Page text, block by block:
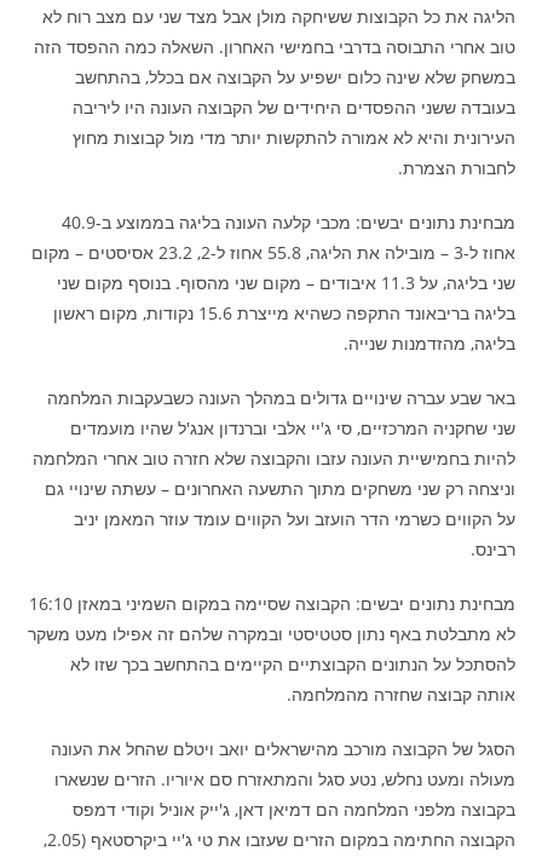
הליגה את כל הקבוצות ששיחקה מולן אבל מצד שני עם מצב רוח לא
טוב אחרי התבוסה בדרבי בחמישי האחרון. השאלה כמה ההפסד הזה
במשחק שלא שינה כלום ישפיע על הקבוצה אם בכלל, בהתחשב
בעובדה ששני ההפסדים היחידים של הקבוצה העונה היו ליריבה
העירונית והיא לא אמורה להתקשות יותר מדי מול קבוצות מחוץ
לחבורת הצמרת.
מבחינת נתונים יבשים: מכבי קלעה העונה בליגה בממוצע ב-40.9
אחוז ל-3 – מובילה את הליגה, 55.8 אחוז ל-2, 23.2 אסיסטים – מקום
שני בליגה, על 11.3 איבודים – מקום שני מהסוף. בנוסף מקום שני
בליגה בריבאונד התקפה כשהיא מייצרת 15.6 נקודות, מקום ראשון
בליגה, מהזדמנות שנייה.
באר שבע עברה שינויים גדולים במהלך העונה כשבעקבות המלחמה
שני שחקניה המרכזיים, סי ג'יי אלבי וברנדון אנג'ל שהיו מועמדים
להיות בחמישיית העונה עזבו והקבוצה שלא חזרה טוב אחרי המלחמה
וניצחה רק שני משחקים מתוך התשעה האחרונים – עשתה שינויי גם
על הקווים כשרמי הדר הועזב ועל הקווים עומד עוזר המאמן יניב
רבינס.
מבחינת נתונים יבשים: הקבוצה שסיימה במקום השמיני במאזן 16:10
לא מתבלטת באף נתון סטטיסטי ובמקרה שלהם זה אפילו מעט משקר
להסתכל על הנתונים הקבוצתיים הקיימים בהתחשב בכך שזו לא
אותה קבוצה שחזרה מהמלחמה.
הסגל של הקבוצה מורכב מהישראלים יואב ויטלם שהחל את העונה
מעולה ומעט נחלש, נטע סגל והמתאזרח סם איוריו. הזרים שנשארו
בקבוצה מלפני המלחמה הם דמיאן דאן, ג'ייק אוניל וקודי דמפס
הקבוצה החתימה במקום הזרים שעזבו את טי ג'יי ביקרסטאף (2.05,